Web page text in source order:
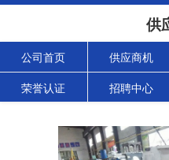
供
公司首页 供应商机
荣誉认证 招聘中心